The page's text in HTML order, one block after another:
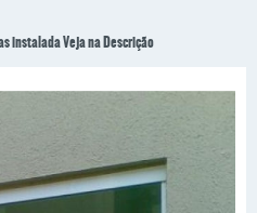
instalada Veja na Descrição